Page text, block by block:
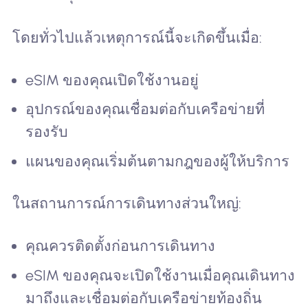
โดยทั่วไปแล้วเหตุการณ์นี้จะเกิดขึ้นเมื่อ:
eSIM ของคุณเปิดใช้งานอยู่
อุปกรณ์ของคุณเชื่อมต่อกับเครือข่ายที่
รองรับ
แผนของคุณเริ่มต้นตามกฎของผู้ให้บริการ
ในสถานการณ์การเดินทางส่วนใหญ่:
คุณควรติดตั้งก่อนการเดินทาง
eSIM ของคุณจะเปิดใช้งานเมื่อคุณเดินทาง
มาถึงและเชื่อมต่อกับเครือข่ายท้องถิ่น